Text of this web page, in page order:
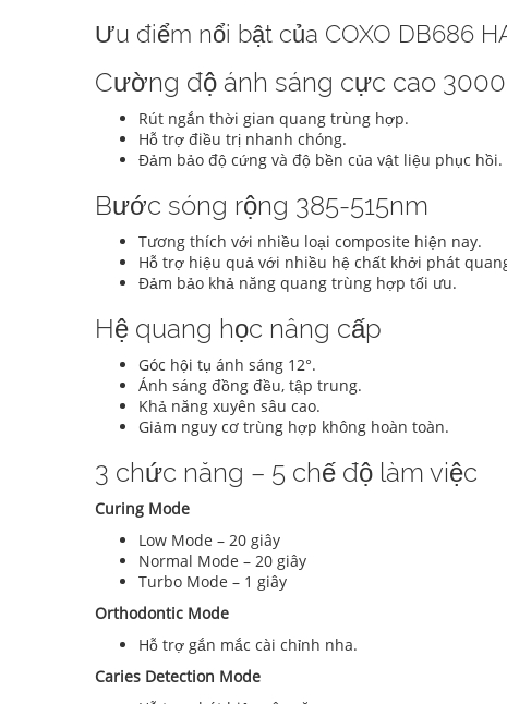
Ưu điểm nổi bật của COXO DB686
Cường độ ánh sáng cực cao
Rút ngắn thời gian quang trùng hợp.
Hỗ trợ điều trị nhanh chóng.
Đảm bảo độ cứng và độ bền của vật liệu phục hồi.
Bước sóng rộng 385-515nm
Tương thích với nhiều loại composite hiện nay.
Hỗ trợ hiệu quả với nhiều hệ chất khởi phát
Đảm bảo khả năng quang trùng hợp tối ưu.
Hệ quang học nâng cấp
Góc hội tụ ánh sáng 12°.
Ánh sáng đồng đều, tập trung.
Khả năng xuyên sâu cao.
Giảm nguy cơ trùng hợp không hoàn toàn.
3 chức năng – 5 chế độ làm việc
Curing Mode
Low Mode – 20 giây
Normal Mode – 20 giây
Turbo Mode – 1 giây
Orthodontic Mode
Hỗ trợ gắn mắc cài chỉnh nha.
Caries Detection Mode